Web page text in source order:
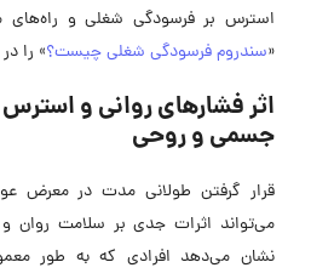
استرس بر فرسودگی شغلی و راه‌های
«سندروم فرسودگی شغلی چیست؟» را
اثر فشارهای روانی و
جسمی و روحی
قرار گرفتن طولانی مدت در معرض
می‌تواند اثرات جدی بر سلامت روان
نشان می‌دهد افرادی که به طور